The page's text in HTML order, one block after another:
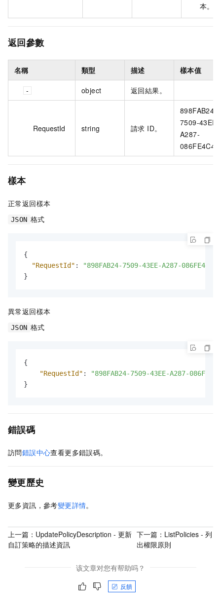
本。
返回參數
名稱 類型 描述 樣本值
object 返回結果。
RequestId string 請求 ID。
898FAB24-
7509-43EE-
A287-
樣本
正常返回樣本
JSON 格式
{
"RequestId" :
"898FAB24-7509-43EE-A287-
}
異常返回樣本
JSON 格式
{
"RequestId" :
"898FAB24-7509-43EE-A287-
}
錯誤碼
訪問錯誤中心查看更多錯誤碼。
變更歷史
更多資訊，參考變更詳情。
上一篇： UpdatePolicyDescription - 更新
自訂策略的描述資訊
下一篇： ListPolicies - 列
出權限原則
该文章对您有帮助吗？
反饋